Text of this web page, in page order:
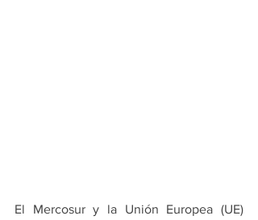
El Mercosur y la Unión Europea (UE)